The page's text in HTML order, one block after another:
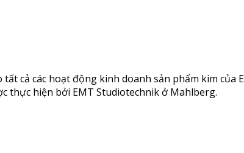
tất cả các hoạt động kinh doanh sản phẩm kim
thực hiện bởi EMT Studiotechnik ở Mahlberg.